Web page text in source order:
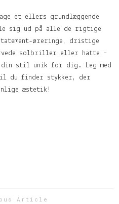
et ellers grundlæggende
sig ud på alle de rigtige
øreringe, dristige
solbriller eller hatte –
stil unik for dig. Leg med
du finder stykker, der
æstetik!
Article